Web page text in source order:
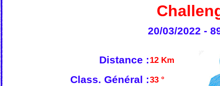
20/03/2022 -
Distance : 12 Km
Class. Général :33 °